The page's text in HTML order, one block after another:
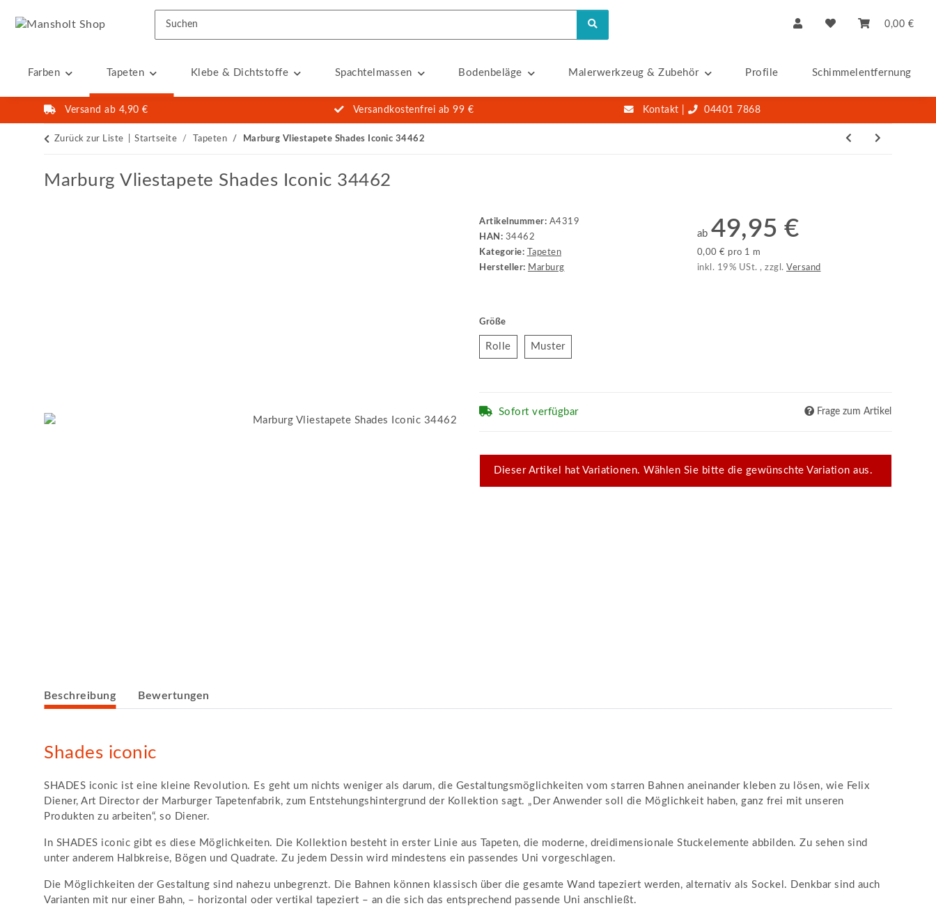
0,00 €
Farben Tapeten Klebe & Dichtstoffe Spachtelmassen Bodenbeläge Malerwerkzeug & Zubehör Profile Schimmelentfernung & -
Versand ab 4,90 € Versandkostenfrei ab 99 € Kontakt | 04401 7868
Zurück zur Liste Startseite Tapeten Marburg Vliestapete Shades Iconic 34462
Marburg Vliestapete Shades Iconic 34462
Artikelnummer: A4319
HAN: 34462
Kategorie:
Tapeten
Hersteller: Marburg
ab 49,95 €
0,00 € pro 1 m
inkl. 19% USt. , zzgl. Versand
Größe
RolleRolleMusterMuster
Sofort verfügbar Frage zum Artikel
x
Dieser Artikel hat Variationen. Wählen Sie bitte die gewünschte Variation aus.
weitere Registerkarten anzeigen
Beschreibung Bewertungen
Shades iconic
SHADES iconic ist eine kleine Revolution. Es geht um nichts weniger als darum, die Gestaltungsmöglichkeiten vom starren Bahnen aneinander kleben zu lösen, wie Felix
Diener, Art Director der Marburger Tapetenfabrik, zum Entstehungshintergrund der Kollektion sagt. „Der Anwender soll die Möglichkeit haben, ganz frei mit unseren
Produkten zu arbeiten“, so Diener.
In SHADES iconic gibt es diese Möglichkeiten. Die Kollektion besteht in erster Linie aus Tapeten, die moderne, dreidimensionale Stuckelemente abbilden. Zu sehen sind
unter anderem Halbkreise, Bögen und Quadrate. Zu jedem Dessin wird mindestens ein passendes Uni vorgeschlagen.
Die Möglichkeiten der Gestaltung sind nahezu unbegrenzt. Die Bahnen können klassisch über die gesamte Wand tapeziert werden, alternativ als Sockel. Denkbar sind auch
Varianten mit nur einer Bahn, – horizontal oder vertikal tapeziert – an die sich das entsprechend passende Uni anschließt.